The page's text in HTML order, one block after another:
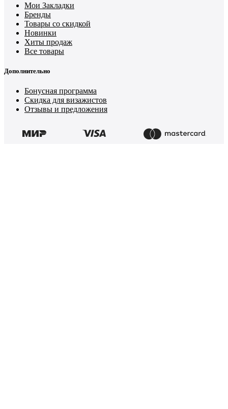
Мои Закладки
Бренды
Товары со скидкой
Новинки
Хиты продаж
Все товары
Дополнительно
Бонусная программа
Скидка для визажистов
Отзывы и предложения